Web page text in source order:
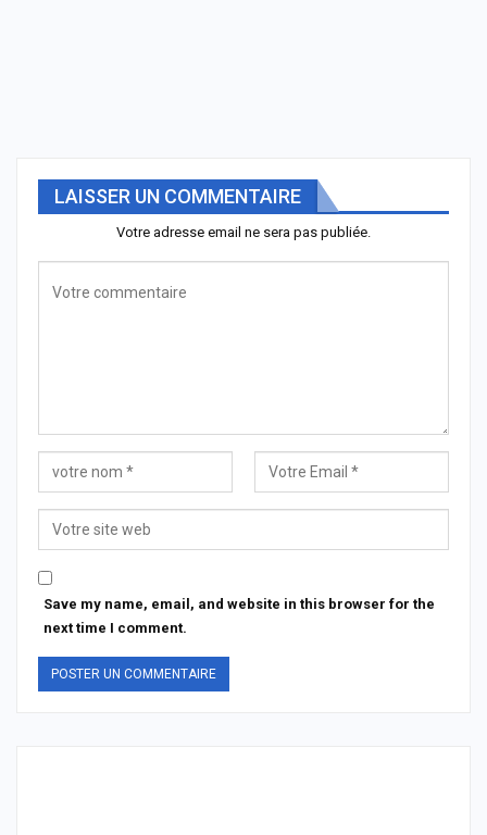
LAISSER UN COMMENTAIRE
Votre adresse email ne sera pas publiée.
Save my name, email, and website in this browser for the
next time I comment.